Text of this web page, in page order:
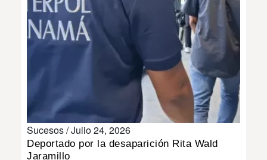
MULTIMEDIA
IMPRESO
Sucesos /Julio 24, 2026
Deportado por la desaparición Rita Wald
Jaramillo